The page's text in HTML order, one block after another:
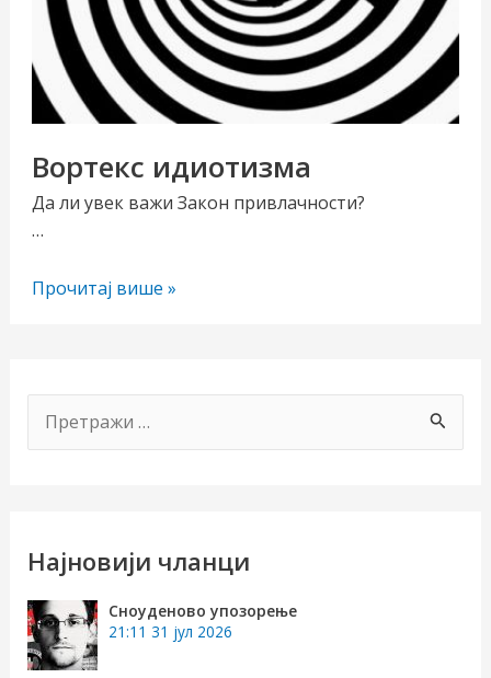
Вортекс идиотизма
Да ли увек важи Закон привлачности?
…
Вортекс
Прочитај више »
р
р
г
а
Најновији чланци
Сноуденово упозорење
21:11 31 јул 2026